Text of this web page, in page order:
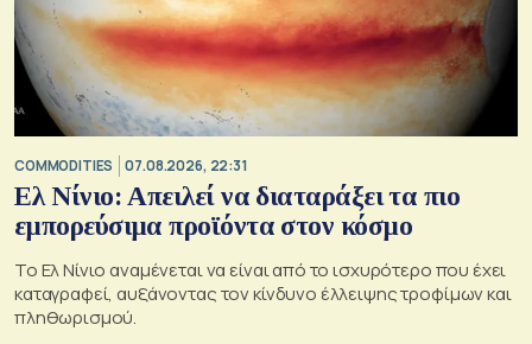
COMMODITIES 07.08.2026, 22:31
Ελ Νίνιο: Απειλεί να διαταράξει τα πιο
εμπορεύσιμα προϊόντα στον κόσμο
Το Ελ Νίνιο αναμένεται να είναι από το ισχυρότερο που έχει
καταγραφεί, αυξάνοντας τον κίνδυνο έλλειψης τροφίμων και
πληθωρισμού.